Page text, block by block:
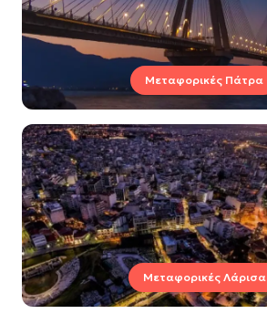
Μεταφορικές Πάτρα
Μεταφορικές Λάρισα